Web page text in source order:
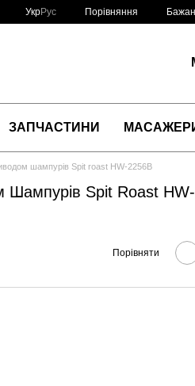
УкрРус Порівняння
ЗАПЧАСТИНИ
шампурів Spit roast HW-2256B
Шампурів Spit Roast
Порівняти